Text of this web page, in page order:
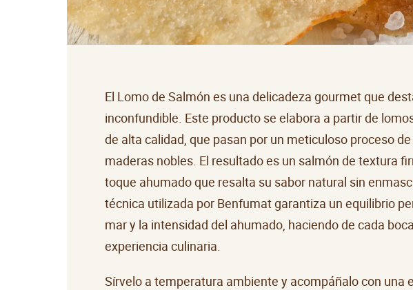
El Lomo de Salmón es una delicadeza gourmet que
inconfundible. Este producto se elabora a partir de
de alta calidad, que pasan por un meticuloso proceso
maderas nobles. El resultado es un salmón de textura
toque ahumado que resalta su sabor natural sin
técnica utilizada por Benfumat garantiza un equilibrio
mar y la intensidad del ahumado, haciendo de cada
experiencia culinaria.
Sírvelo a temperatura ambiente y acompáñalo con una